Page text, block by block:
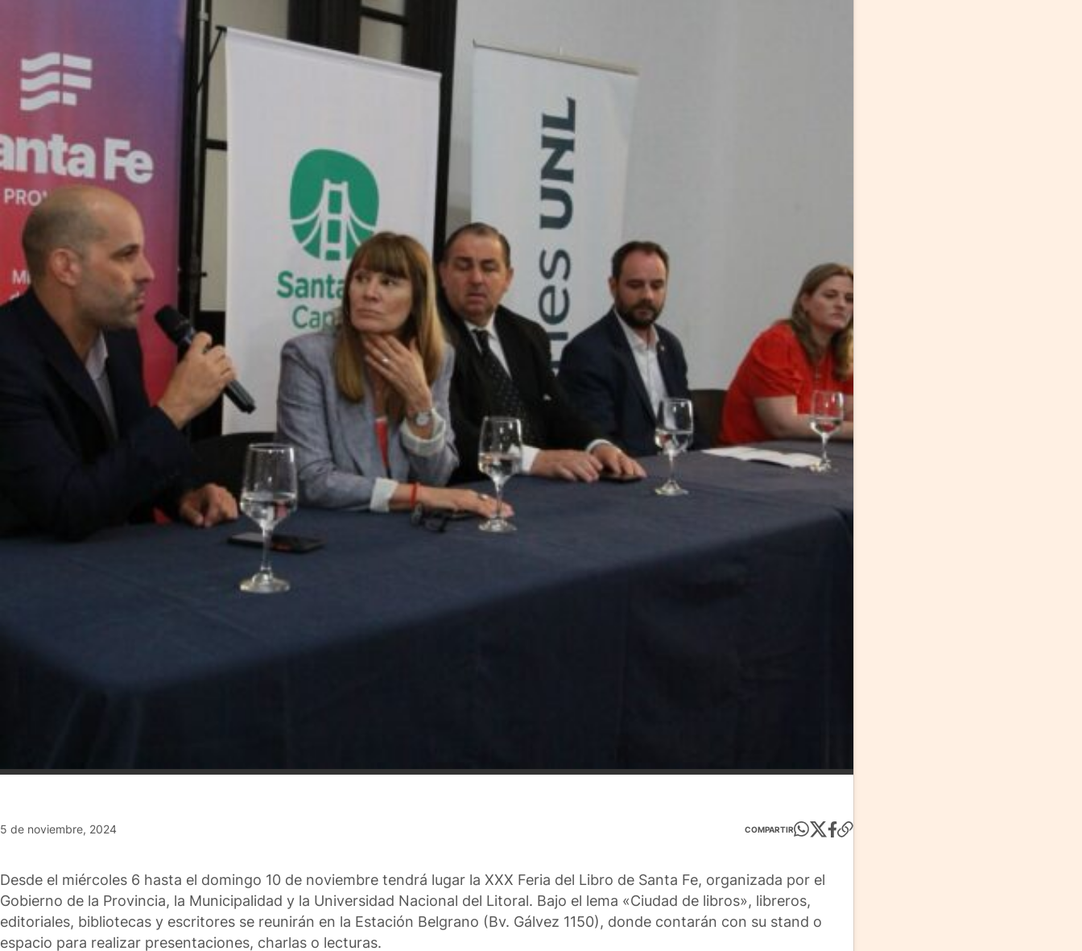
5 de noviembre, 2024 COMPARTIR
Desde el miércoles 6 hasta el domingo 10 de noviembre tendrá lugar la XXX Feria del Libro de Santa Fe, organizada por el
Gobierno de la Provincia, la Municipalidad y la Universidad Nacional del Litoral. Bajo el lema «Ciudad de libros», libreros,
editoriales, bibliotecas y escritores se reunirán en la Estación Belgrano (Bv. Gálvez 1150), donde contarán con su stand o
espacio para realizar presentaciones, charlas o lecturas.